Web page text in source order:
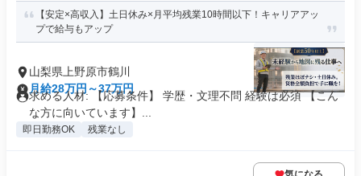
【安定×高収入】土日休み×月平均残業10時間以下！キャリアアッ
プで給与もアップ
山梨県上野原市鶴川
月給28万円～37万円
求める人材: 【応募条件】 学歴・文理不問 経験は必須 【こん
な方に向いています】...
即日勤務OK 残業なし